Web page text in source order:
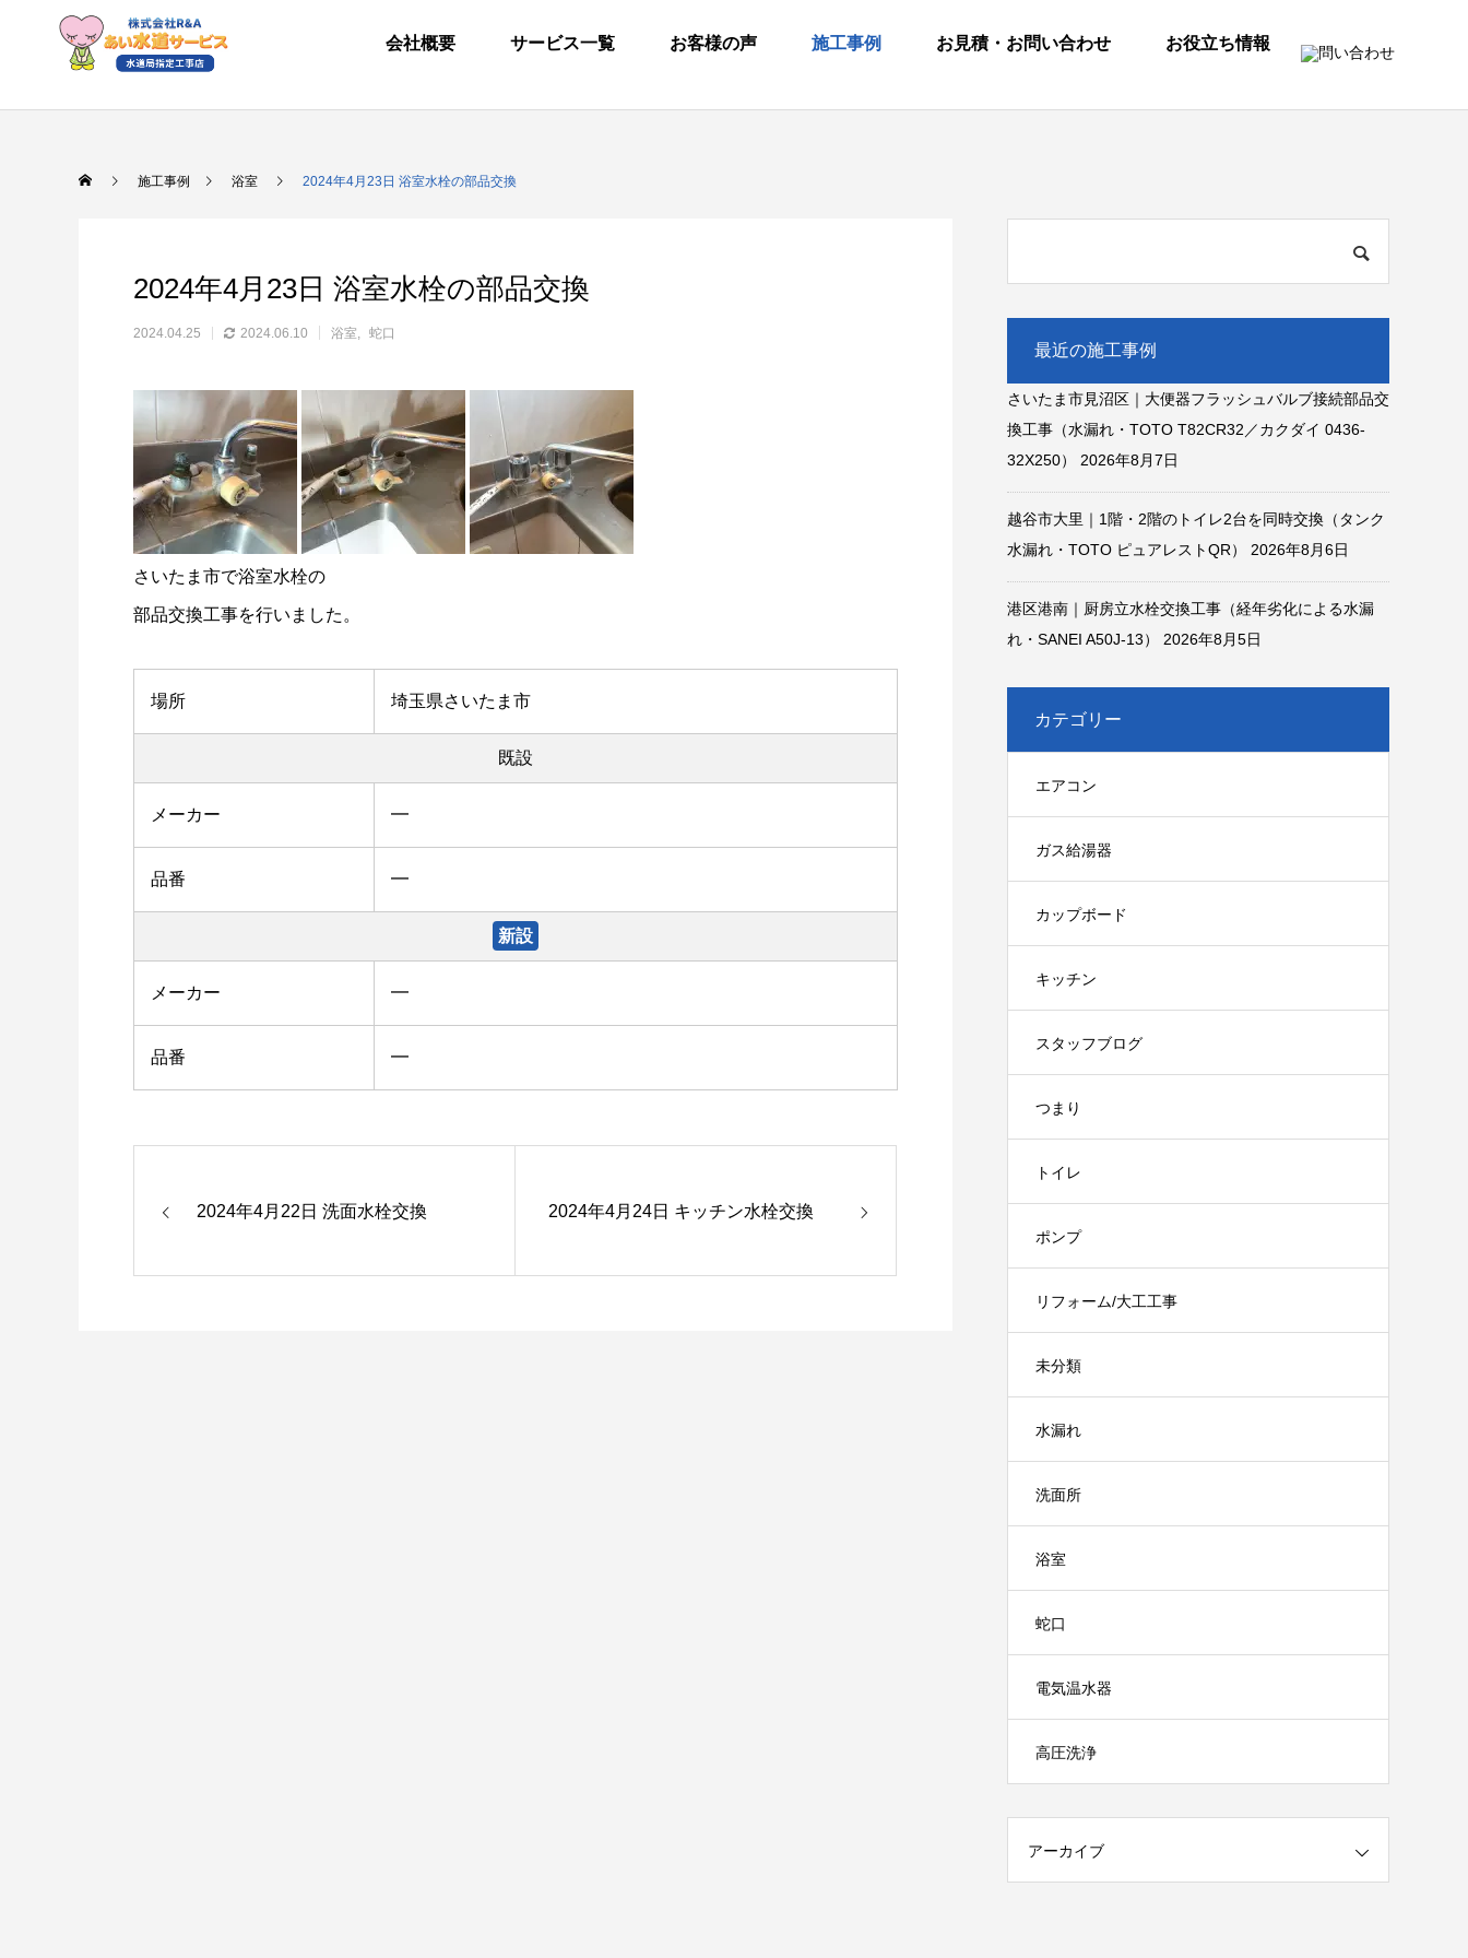
会社概要 サービス一覧 お客様の声 施工事例 お見積・お問い合わせ お役立ち情報
施工事例 浴室 2024年4月23日 浴室水栓の部品交換
2024年4月23日 浴室水栓の部品交換
2024.04.25 2024.06.10 浴室 蛇口
さいたま市で浴室水栓の
部品交換工事を行いました。
場所 埼玉県さいたま市
既設
メーカー ━
品番 ━
新設
メーカー ━
品番 ━
2024年4月22日 洗面水栓交換 2024年4月24日 キッチン水栓交換
最近の施工事例
さいたま市見沼区｜大便器フラッシュバルブ接続部品交
換工事（水漏れ・TOTO T82CR32／カクダイ 0436-
32X250）
2026年8月7日
越谷市大里｜1階・2階のトイレ2台を同時交換（タンク
水漏れ・TOTO ピュアレストQR）
2026年8月6日
港区港南｜厨房立水栓交換工事（経年劣化による水漏
れ・SANEI A50J-13）
2026年8月5日
カテゴリー
エアコン
ガス給湯器
カップボード
キッチン
スタッフブログ
つまり
トイレ
ポンプ
リフォーム/大工工事
未分類
水漏れ
洗面所
浴室
蛇口
電気温水器
高圧洗浄
アーカイブ